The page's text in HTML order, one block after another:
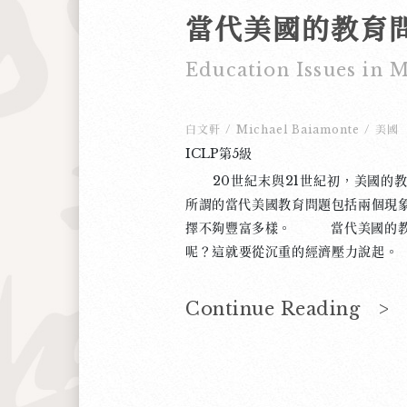
當代美國的教育
Education Issues in
白文軒 / Michael Baiamonte / 美國
ICLP第5級
20世紀末與21世紀初，美國的教
所謂的當代美國教育問題包括兩個現
擇不夠豐富多樣。 當代美國的教
呢？這就要從沉重的經濟壓力說
念，在美國受教育的特色之一就是
態。固然絕大多數美國人都贊同美
Continue Reading >